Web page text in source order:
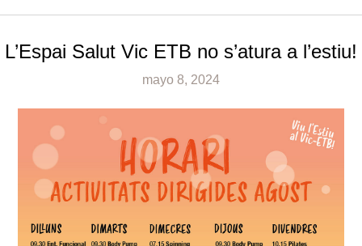
L’Espai Salut Vic ETB no s’atura a l’estiu!
mayo 8, 2024